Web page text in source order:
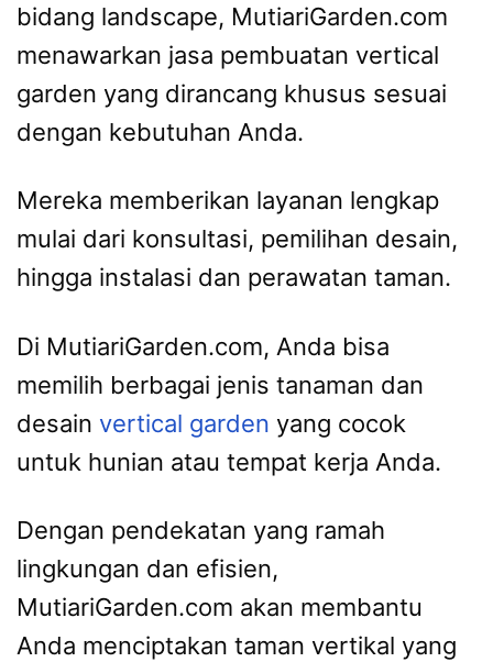
bidang landscape, MutiariGarden.com
menawarkan jasa pembuatan vertical
garden yang dirancang khusus sesuai
dengan kebutuhan Anda.
Mereka memberikan layanan lengkap
mulai dari konsultasi, pemilihan desain,
hingga instalasi dan perawatan taman.
Di MutiariGarden.com, Anda bisa
memilih berbagai jenis tanaman dan
desain vertical garden yang cocok
untuk hunian atau tempat kerja Anda.
Dengan pendekatan yang ramah
lingkungan dan efisien,
MutiariGarden.com akan membantu
Anda menciptakan taman vertikal yang